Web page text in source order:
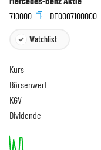
710000
DE0007100000
Watchlist
Kurs
Börsenwert
KGV
Dividende